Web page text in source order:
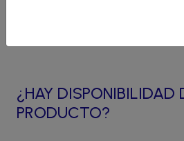
UNIVERSAL DE
¿HAY DISPONIBILIDAD
PRODUCTO?